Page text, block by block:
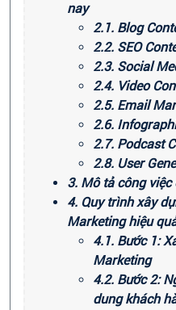
nay
2.1. Blog
2.2. SEO
2.3. Social
2.4. Video
2.5. Email
2.6.
2.7. Podcast
2.8. User
3. Mô tả công
4. Quy trình xây
Marketing hiệu
4.1. Bước 1:
Marketing
4.2. Bước 2:
dung khách